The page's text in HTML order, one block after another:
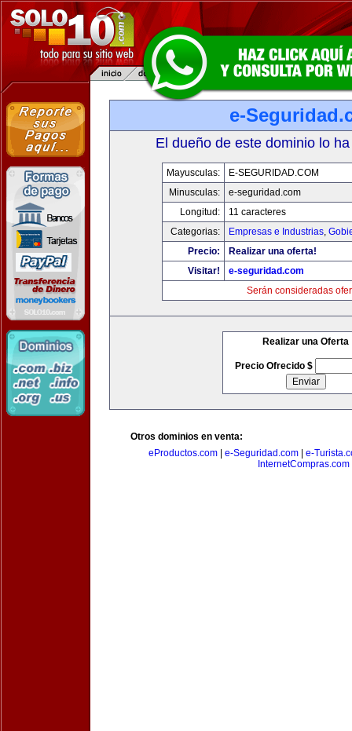
e-
El dueño de este dominio lo
Mayusculas:
E-SEGURIDAD.COM
Minusculas:
e-seguridad.com
Longitud:
11 caracteres
Categorias:
Empresas e Industrias,
Precio:
Realizar una oferta!
Visitar!
e-seguridad.com
Serán consideradas
Realizar una Oferta
Precio Ofrecido $
Otros dominios en venta:
eProductos.com
e-Seguridad.com
e-
InternetCompras.com